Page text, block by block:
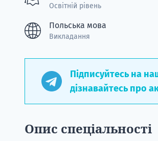
Освітній рівень
Польська мова
Викладання
Підписуйтесь на
дізнавайтесь про
Опис спеціальності